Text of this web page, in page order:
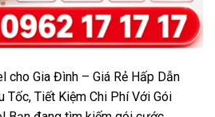
cho Gia Đình – Giá Rẻ Hấp Dẫn
Tốc, Tiết Kiệm Chi Phí Với Gói